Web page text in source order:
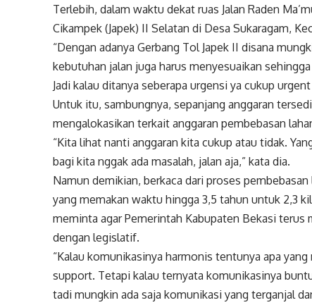
Terlebih, dalam waktu dekat ruas Jalan Raden
Cikampek (Japek) II Selatan di Desa Sukaragam,
“Dengan adanya Gerbang Tol Japek II disana
kebutuhan jalan juga harus menyesuaikan
Jadi kalau ditanya seberapa urgensi ya cukup
Untuk itu, sambungnya, sepanjang anggaran
mengalokasikan terkait anggaran pembebasan
“Kita lihat nanti anggaran kita cukup atau tidak.
bagi kita nggak ada masalah, jalan aja,” kata dia.
Namun demikian, berkaca dari proses
yang memakan waktu hingga 3,5 tahun untuk 2,3
meminta agar Pemerintah Kabupaten Bekasi
dengan legislatif.
“Kalau komunikasinya harmonis tentunya apa
support. Tetapi kalau ternyata komunikasinya
tadi mungkin ada saja komunikasi yang terganjal